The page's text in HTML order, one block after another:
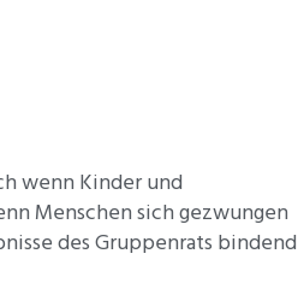
wenn Kinder und
Menschen sich gezwungen
des Gruppenrats bindend